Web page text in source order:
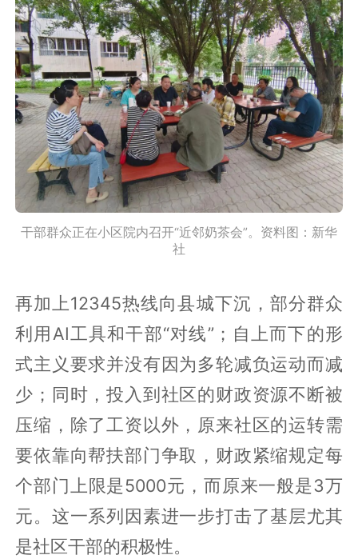
干部群众正在小区院内召开“近邻奶茶会”。资料图：新华
社
再加上12345热线向县城下沉，部分群众
利用AI工具和干部“对线”；自上而下的形
式主义要求并没有因为多轮减负运动而减
少；同时，投入到社区的财政资源不断被
压缩，除了工资以外，原来社区的运转需
要依靠向帮扶部门争取，财政紧缩规定每
个部门上限是5000元，而原来一般是3万
元。这一系列因素进一步打击了基层尤其
是社区干部的积极性。